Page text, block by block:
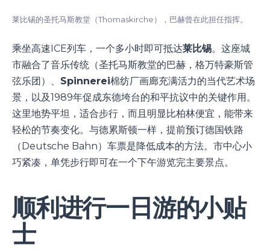
莱比锡的圣托马斯教堂（Thomaskirche），巴赫曾在此担任指挥。
乘坐高速ICE列车，一个多小时即可抵达莱比锡。这座城
市融合了音乐传统（圣托马斯教堂的巴赫，格万特豪斯管
弦乐团）、 Spinnerei棉纺厂画廊充满活力的当代艺术场
景，以及1989年促成东德垮台的和平抗议中的关键作用。
这里地势平坦，适合步行，而且明显比柏林便宜，能带来
轻松的节奏变化。与德累斯顿一样，提前预订德国铁路
（Deutsche Bahn）车票是降低成本的方法。市中心小
巧紧凑，单凭步行即可在一个下午游览完主要景点。
顺利进行一日游的小贴
士